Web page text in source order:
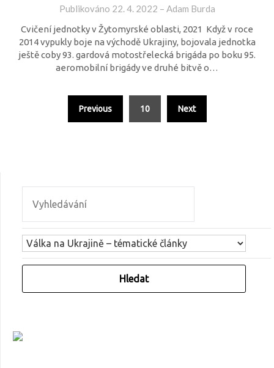
Publikováno 22. 4. 2022 – Adam Burda
Cvičení jednotky v Žytomyrské oblasti, 2021 Když v roce
2014 vypukly boje na východě Ukrajiny, bojovala jednotka
ještě coby 93. gardová motostřelecká brigáda po boku 95.
aeromobilní brigády ve druhé bitvě o…
Previous 10 Next